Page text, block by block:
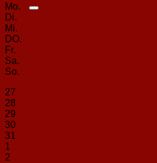
Mo.
Di.
Mi.
DO.
Fr.
Sa.
So.
27
28
29
30
31
1
2